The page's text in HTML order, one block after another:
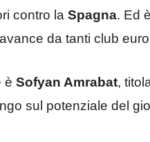
contro la Spagna. Ed
da tanti club
è Sofyan Amrabat,
sul potenziale del